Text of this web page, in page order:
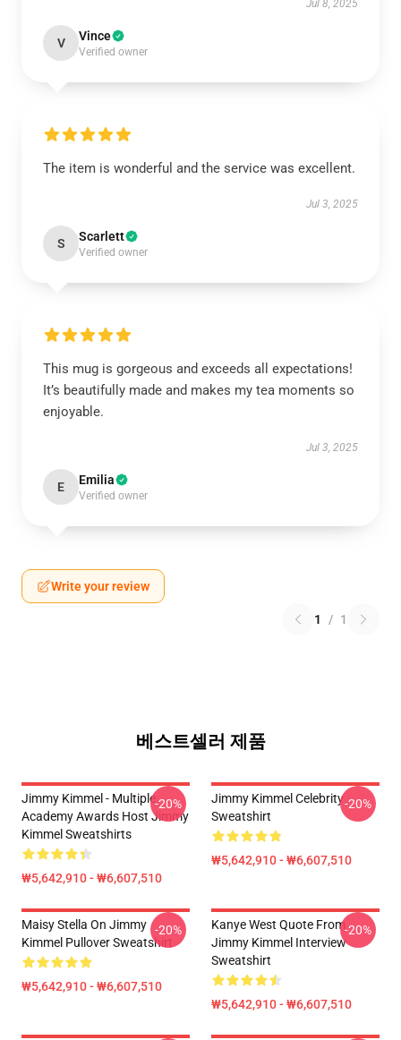
Jul 8, 2025
V Vince
Verified owner
The item is wonderful and the service was excellent.
Jul 3, 2025
S Scarlett
Verified owner
This mug is gorgeous and exceeds all expectations!
It’s beautifully made and makes my tea moments so
enjoyable.
Jul 3, 2025
E Emilia
Verified owner
Write your review
1 / 1
베스트셀러 제품
Jimmy Kimmel - Multiple
Academy Awards Host Jimmy
Kimmel Sweatshirts
₩5,642,910 - ₩6,607,510
-20%
Jimmy Kimmel Celebrity
Sweatshirt
₩5,642,910 - ₩6,607,510
-20%
Maisy Stella On Jimmy
Kimmel Pullover Sweatshirt
₩5,642,910 - ₩6,607,510
-20%
Kanye West Quote From
Jimmy Kimmel Interview
Sweatshirt
₩5,642,910 - ₩6,607,510
-20%